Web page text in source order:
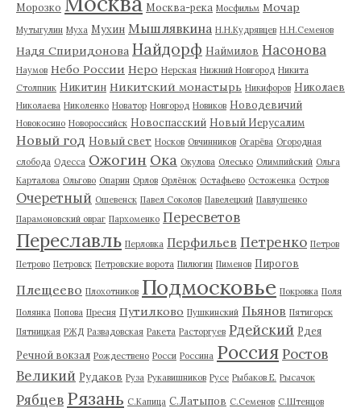
Морозко Москва-река Мосфильм Мочар
Мутыгулин Муха Мухин Мышлявкина Н.Н.Кудрявцев Н.Н.Семенов
Надя Спиридонова Найдорф Наймилов Насонова
Наумов Небо России Неро Нерская Нижний Новгород Никита
Столпник Никитин Никитский монастырь Никифоров Николаев
Николаева Николенко Новатор Новгород Новиков Новодевичий
Новокосино Новороссийск Новоспасский Новый Иерусалим
Новый год Новый свет Носков Овчинников Огарёва Огородная
слобода Одесса Ожогин Ока Окулова Олесько Олимпийский Ольга
Карталова Ольгово Опарин Орлов Орлёнок Остафьево Остоженка Остров
Очеретный Ошевенск Павел Соколов Павелецкий Павлушенко
Парамоновский овраг Пархоменко Пересветов
Переславль Перловка Перфильев Петренко Петров
Петрово Петровск Петровские ворота Пилюгин Пименов Пирогов
Плещеево Плохотников Подмосковье Покровка Поля
Полянка Попова Пресня Путилково Пушкинский Пьянов Пятигорск
Пятницкая РЖД Развадовская Ракета Расторгуев Рдейский Рдея
Речной вокзал Рождествено Росси Россина Россия Ростов
Великий Рудаков Руза Рукавишников Русе Рыбаков Е. Рысачок
Рябцев Рязань С.Капица С.Латыпов С.Семенов С.Штенцов